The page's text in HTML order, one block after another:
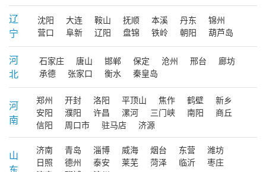
辽
宁
沈阳 大连 鞍山 抚顺 本溪 丹东
锦州
营口
阜新 辽阳 盘锦 铁岭 朝阳 葫芦岛
河
北
石家庄 唐山 邯郸 保定 沧州 邢台
廊坊
承德
张家口 衡水 秦皇岛
河
南
郑州 开封 洛阳 平顶山 焦作 鹤壁
新乡
安阳
濮阳 许昌 漯河 三门峡 南阳
商丘
信阳
周口市 驻马店 济源
山
东
济南 青岛 淄博 威海 烟台 东营
潍坊
日照
德州 泰安 莱芜 菏泽 临沂
枣庄